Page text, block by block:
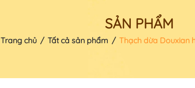
SẢN PHẨM
Trang chủ / Tất cả sản phẩm / Thạch dừa Douxian